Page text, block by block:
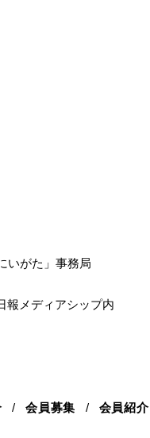
いがた」事務局
報メディアシップ内
会員募集 会員紹介